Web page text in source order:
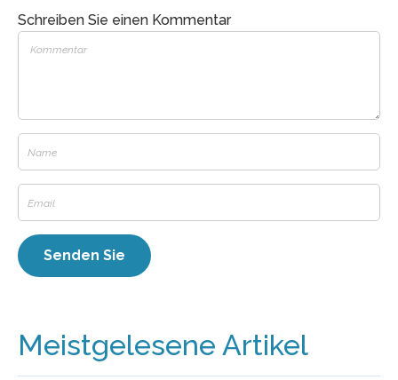
Schreiben Sie einen Kommentar
Meistgelesene Artikel